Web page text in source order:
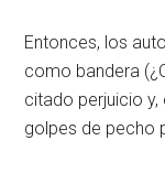
Entonces, los
como bandera
citado perjuicio
golpes de pecho